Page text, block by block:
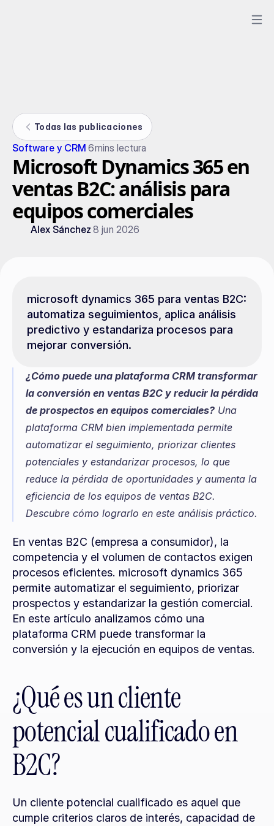
Todas las publicaciones
Software y CRM 6mins lectura
Microsoft Dynamics 365 en
ventas B2C: análisis para
equipos comerciales
Alex Sánchez 8 jun 2026
microsoft dynamics 365 para ventas B2C:
automatiza seguimientos, aplica análisis
predictivo y estandariza procesos para
mejorar conversión.
¿Cómo puede una plataforma CRM transformar
la conversión en ventas B2C y reducir la pérdida
de prospectos en equipos comerciales? Una
plataforma CRM bien implementada permite
automatizar el seguimiento, priorizar clientes
potenciales y estandarizar procesos, lo que
reduce la pérdida de oportunidades y aumenta la
eficiencia de los equipos de ventas B2C.
Descubre cómo lograrlo en este análisis práctico.
En ventas B2C (empresa a consumidor), la
competencia y el volumen de contactos exigen
procesos eficientes. microsoft dynamics 365
permite automatizar el seguimiento, priorizar
prospectos y estandarizar la gestión comercial.
En este artículo analizamos cómo una
plataforma CRM puede transformar la
conversión y la ejecución en equipos de ventas.
¿Qué es un cliente
potencial cualificado en
B2C?
Un cliente potencial cualificado es aquel que
cumple criterios claros de interés, capacidad de